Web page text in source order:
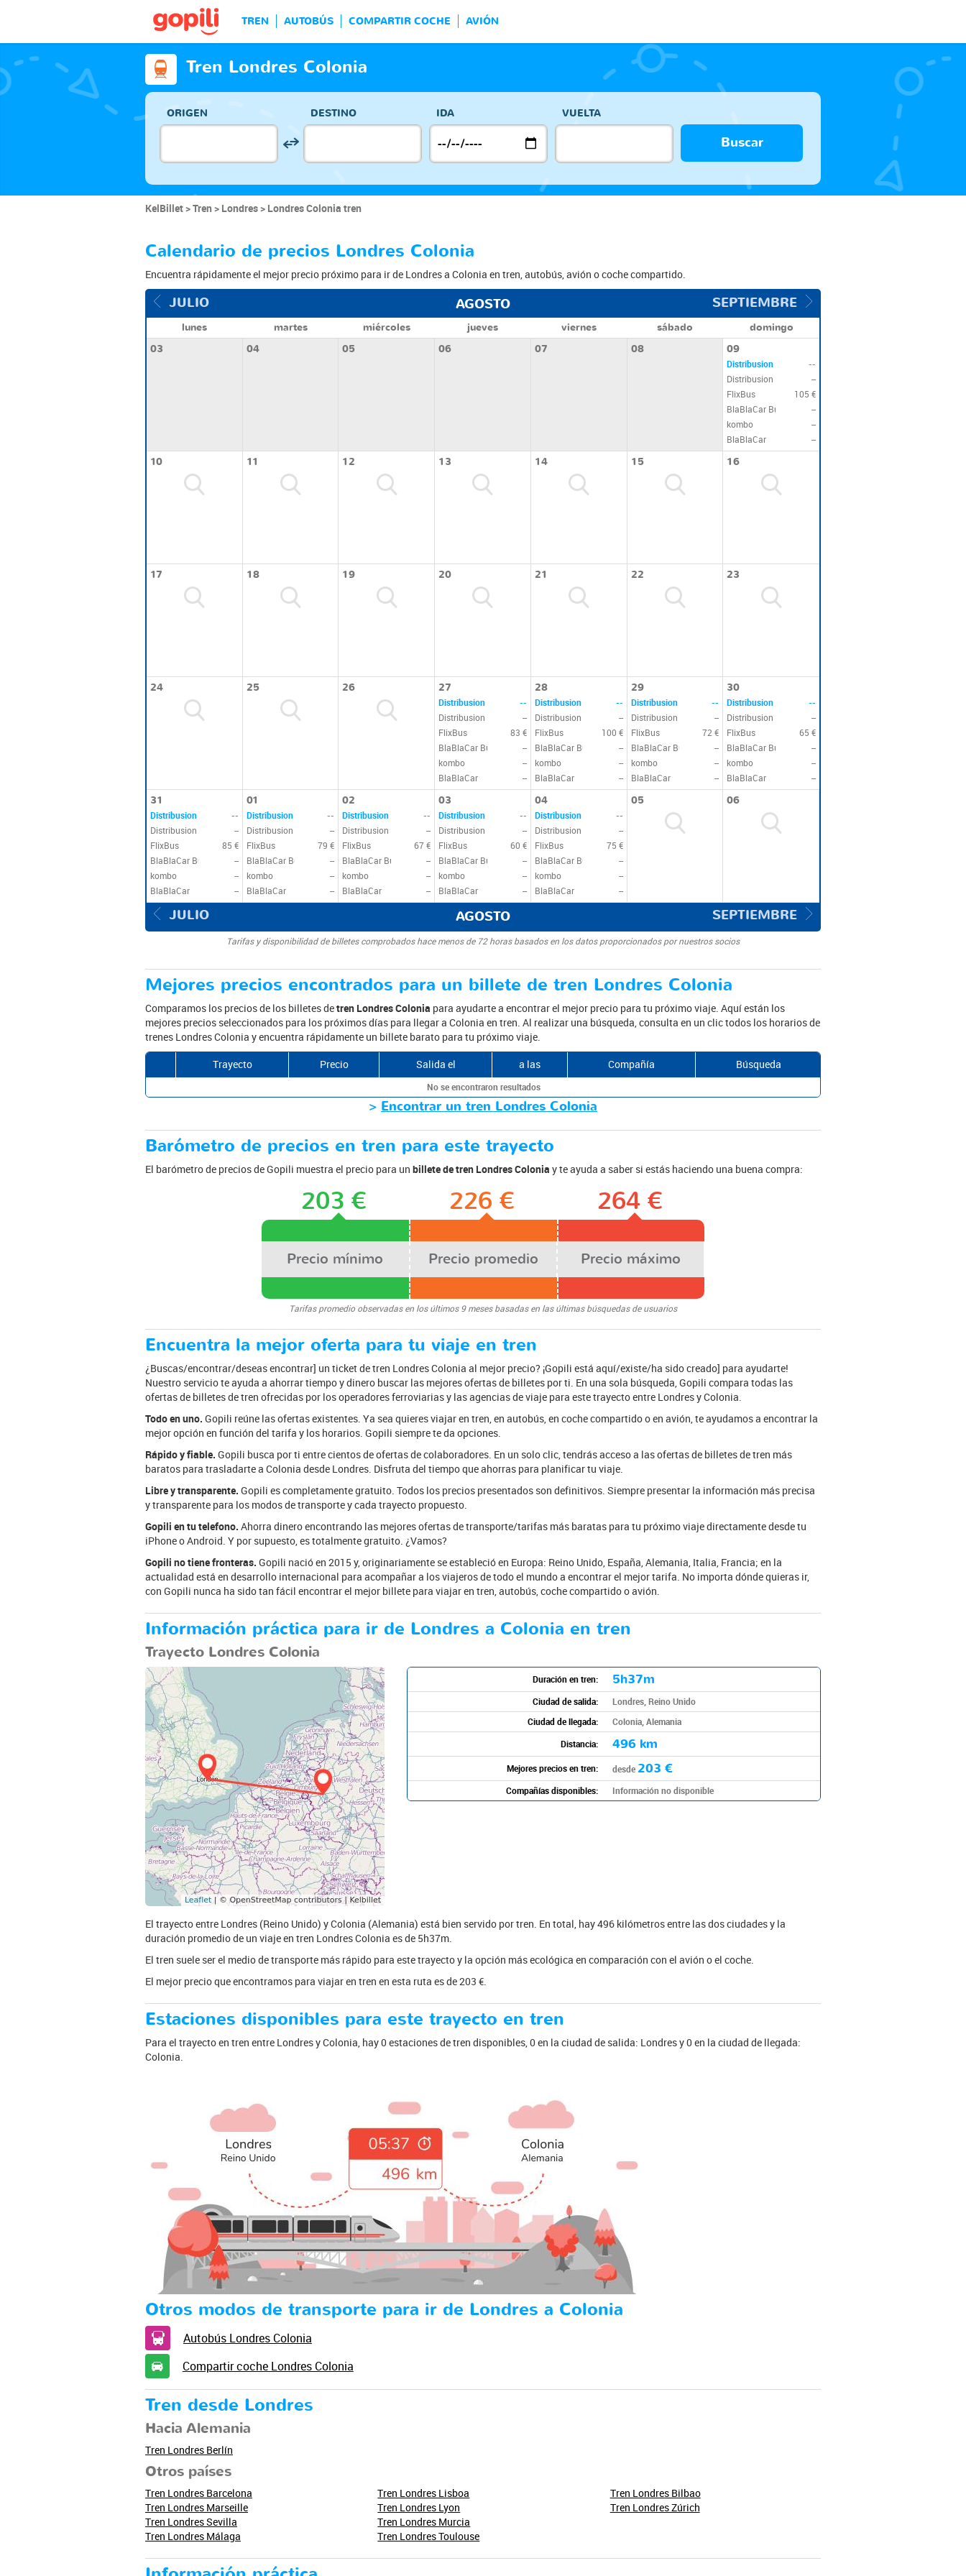
TREN AUTOBÚS COMPARTIR COCHE AVIÓN
Tren Londres Colonia
ORIGEN DESTINO IDA VUELTA
Buscar
KelBillet Tren Londres Londres Colonia tren
Calendario de precios Londres Colonia
Encuentra rápidamente el mejor precio próximo para ir de Londres a Colonia en tren, autobús, avión o coche compartido.
JULIO SEPTIEMBRE
AGOSTO
lunes martes miércoles jueves viernes sábado
domingo
03
04 05 06 07 08 09
Distribusion
--
Distribusion
--
FlixBus
105 €
BlaBlaCar Bus
--
kombo
--
BlaBlaCar
--
10 11 12 13 14 15 16
17 18 19 20 21 22 23
24 25 26 27
Distribusion
--
Distribusion
--
FlixBus
83 €
BlaBlaCar Bus
--
kombo
--
BlaBlaCar
--
28
Distribusion
--
Distribusion
--
FlixBus
100 €
BlaBlaCar Bus
--
kombo
--
BlaBlaCar
--
29
Distribusion
--
Distribusion
--
FlixBus
72 €
BlaBlaCar Bus
--
kombo
--
BlaBlaCar
--
30
Distribusion
--
Distribusion
--
FlixBus
65 €
BlaBlaCar Bus
--
kombo
--
BlaBlaCar
--
31
Distribusion
--
Distribusion
--
FlixBus
85 €
BlaBlaCar Bus
--
kombo
--
BlaBlaCar
--
01
Distribusion
--
Distribusion
--
FlixBus
79 €
BlaBlaCar Bus
--
kombo
--
BlaBlaCar
--
02
Distribusion
--
Distribusion
--
FlixBus
67 €
BlaBlaCar Bus
--
kombo
--
BlaBlaCar
--
03
Distribusion
--
Distribusion
--
FlixBus
60 €
BlaBlaCar Bus
--
kombo
--
BlaBlaCar
--
04
Distribusion
--
Distribusion
--
FlixBus
75 €
BlaBlaCar Bus
--
kombo
--
BlaBlaCar
--
05 06
JULIO SEPTIEMBRE
AGOSTO
Tarifas y disponibilidad de billetes comprobados hace menos de 72 horas basados en los datos proporcionados por nuestros socios
Mejores precios encontrados para un billete de tren Londres Colonia
Comparamos los precios de los billetes detren Londres Colonia para ayudarte a encontrar el mejor precio para tu próximo viaje. Aquí están los
mejores precios seleccionados para los próximos días para llegar a Colonia en tren. Al realizar una búsqueda, consulta en un clic todos los horarios de
trenes Londres Colonia y encuentra rápidamente un billete barato para tu próximo viaje.
Trayecto
Precio Salida el a las Compañía Búsqueda
No se encontraron resultados
> Encontrar un tren Londres Colonia
Barómetro de precios en tren para este trayecto
El barómetro de precios de Gopili muestra el precio para un billete de tren Londres Colonia y te ayuda a saber si estás haciendo una buena compra:
203 € 226 € 264 €
Precio mínimo Precio promedio Precio máximo
Tarifas promedio observadas en los últimos 9 meses basadas en las últimas búsquedas de usuarios
Encuentra la mejor oferta para tu viaje en tren
¿Buscas/encontrar/deseas encontrar] un ticket de tren Londres Colonia al mejor precio? ¡Gopili está aquí/existe/ha sido creado] para ayudarte!
Nuestro servicio te ayuda a ahorrar tiempo y dinero buscar las mejores ofertas de billetes por ti. En una sola búsqueda, Gopili compara todas las
ofertas de billetes de tren ofrecidas por los operadores ferroviarias y las agencias de viaje para este trayecto entre Londres y Colonia.
Todo en uno. Gopili reúne las ofertas existentes. Ya sea quieres viajar en tren, en autobús, en coche compartido o en avión, te ayudamos a encontrar la
mejor opción en función del tarifa y los horarios. Gopili siempre te da opciones.
Rápido y fiable. Gopili busca por ti entre cientos de ofertas de colaboradores. En un solo clic, tendrás acceso a las ofertas de billetes de tren más
baratos para trasladarte a Colonia desde Londres. Disfruta del tiempo que ahorras para planificar tu viaje.
Libre y transparente. Gopili es completamente gratuito. Todos los precios presentados son definitivos. Siempre presentar la información más precisa
y transparente para los modos de transporte y cada trayecto propuesto.
Gopili en tu telefono. Ahorra dinero encontrando las mejores ofertas de transporte/tarifas más baratas para tu próximo viaje directamente desde tu
iPhone o Android. Y por supuesto, es totalmente gratuito. ¿Vamos?
Gopili no tiene fronteras. Gopili nació en 2015 y, originariamente se estableció en Europa: Reino Unido, España, Alemania, Italia, Francia; en la
actualidad está en desarrollo internacional para acompañar a los viajeros de todo el mundo a encontrar el mejor tarifa. No importa dónde quieras ir,
con Gopili nunca ha sido tan fácil encontrar el mejor billete para viajar en tren, autobús, coche compartido o avión.
Información práctica para ir de Londres a Colonia en tren
Trayecto Londres Colonia
Duración en tren: 5h37m
Ciudad de salida:
Londres, Reino Unido
Ciudad de llegada:
Colonia, Alemania
Distancia:
496 km
Mejores precios en tren: desde 203 €
Compañías disponibles: Información no disponible
El trayecto entre Londres (Reino Unido) y Colonia (Alemania) está bien servido por tren. En total, hay 496 kilómetros entre las dos ciudades y la
duración promedio de un viaje en tren Londres Colonia es de 5h37m.
El tren suele ser el medio de transporte más rápido para este trayecto y la opción más ecológica en comparación con el avión o el coche.
El mejor precio que encontramos para viajar en tren en esta ruta es de 203 €.
Estaciones disponibles para este trayecto en tren
Para el trayecto en tren entre Londres y Colonia, hay 0 estaciones de tren disponibles, 0 en la ciudad de salida: Londres y 0 en la ciudad de llegada:
Colonia.
Otros modos de transporte para ir de Londres a Colonia
Autobús Londres Colonia
Compartir coche Londres Colonia
Tren desde Londres
Hacia Alemania
Tren Londres Berlín
Otros países
Tren Londres Barcelona
Tren Londres Marseille
Tren Londres Sevilla
Tren Londres Málaga
Tren Londres Lisboa
Tren Londres Lyon
Tren Londres Murcia
Tren Londres Toulouse
Tren Londres Bilbao
Tren Londres Zúrich